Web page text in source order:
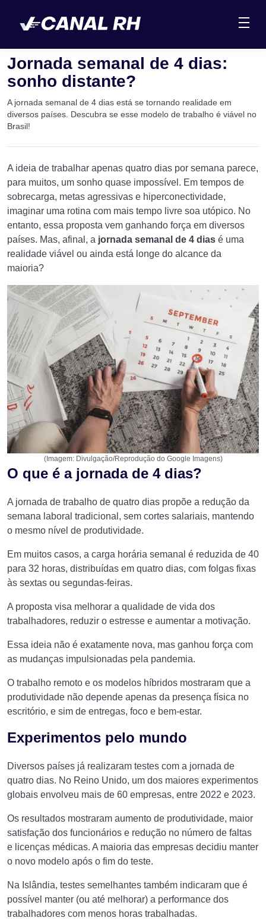
Jornada semanal de 4 dias:
sonho distante?
A jornada semanal de 4 dias está se tornando realidade em
diversos países. Descubra se esse modelo de trabalho é viável no
Brasil!
A ideia de trabalhar apenas quatro dias por semana parece,
para muitos, um sonho quase impossível. Em tempos de
sobrecarga, metas agressivas e hiperconectividade,
imaginar uma rotina com mais tempo livre soa utópico. No
entanto, essa proposta vem ganhando força em diversos
países. Mas, afinal, a jornada semanal de 4 dias é uma
realidade viável ou ainda está longe do alcance da
maioria?
(Imagem: Divulgação/Reprodução do Google Imagens)
O que é a jornada de 4 dias?
A jornada de trabalho de quatro dias propõe a redução da
semana laboral tradicional, sem cortes salariais, mantendo
o mesmo nível de produtividade.
Em muitos casos, a carga horária semanal é reduzida de 40
para 32 horas, distribuídas em quatro dias, com folgas fixas
às sextas ou segundas-feiras.
A proposta visa melhorar a qualidade de vida dos
trabalhadores, reduzir o estresse e aumentar a motivação.
Essa ideia não é exatamente nova, mas ganhou força com
as mudanças impulsionadas pela pandemia.
O trabalho remoto e os modelos híbridos mostraram que a
produtividade não depende apenas da presença física no
escritório, e sim de entregas, foco e bem-estar.
Experimentos pelo mundo
Diversos países já realizaram testes com a jornada de
quatro dias. No Reino Unido, um dos maiores experimentos
globais envolveu mais de 60 empresas, entre 2022 e 2023.
Os resultados mostraram aumento de produtividade, maior
satisfação dos funcionários e redução no número de faltas
e licenças médicas. A maioria das empresas decidiu manter
o novo modelo após o fim do teste.
Na Islândia, testes semelhantes também indicaram que é
possível manter (ou até melhorar) a performance dos
trabalhadores com menos horas trabalhadas.